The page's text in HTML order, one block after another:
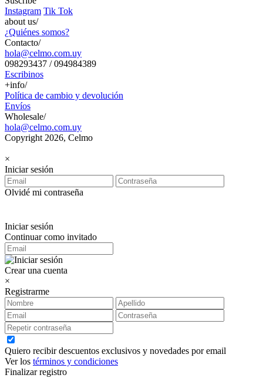
Instagram Tik Tok
about us/
¿Quiénes somos?
Contacto/
hola@celmo.com.uy
098293437 / 094984389
Escribinos
+info/
Política de cambio y devolución
Envíos
Wholesale/
hola@celmo.com.uy
Copyright 2026, Celmo
×
Iniciar sesión
Olvidé mi contraseña
Iniciar sesión
Continuar como invitado
Crear una cuenta
×
Registrarme
Quiero recibir descuentos exclusivos y novedades por email
Ver los términos y condiciones
Finalizar registro